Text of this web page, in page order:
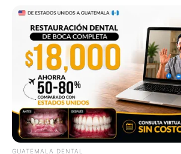
ทุกองศา คุณล่ะมีเลขคู่นี้ไหม
ดูดวง
วันที่ 1 ส.ค. 2569 วันคล้าย
เว็บไซต์นี้ใช้คุกกี้
เพื่อการนำเสนอเนื้อหาที่ดี รวมถึงการจัดการข้อมูล
ประสบการณ์ที่ดีบนบริการของเว็บไซต์เรา หากคุณใช้
ไม่มีการปรับตั้งค่าใดๆนั้น แสดงว่าคุณยอมรับนโยบา
บุคคลของเรา
ยอมรับ เรียนรู้เพิ่มเติม
GUATEMALA DENTAL